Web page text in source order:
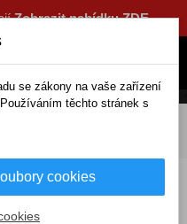
Zobrazit nabídku ZDE
– VERSACO
se zákony na vaše zařízení
těchto stránek s
cookies